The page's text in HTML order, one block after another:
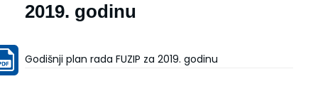
2019. godinu
Godišnji plan rada FUZIP za 2019. godinu